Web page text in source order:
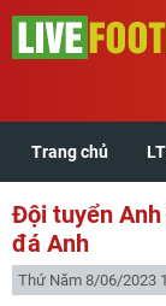
Trang chủ
Đội tuyển
đá Anh
Thứ Năm 8/06/2023
Trang chủ
LTĐ
KQBD